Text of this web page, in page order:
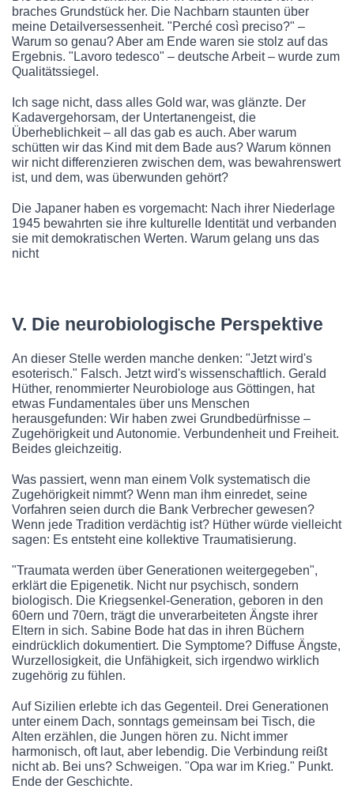
braches Grundstück her. Die Nachbarn staunten über
meine Detailversessenheit. "Perché così preciso?" –
Warum so genau? Aber am Ende waren sie stolz auf das
Ergebnis. "Lavoro tedesco" – deutsche Arbeit – wurde zum
Qualitätssiegel.
Ich sage nicht, dass alles Gold war, was glänzte. Der
Kadavergehorsam, der Untertanengeist, die
Überheblichkeit – all das gab es auch. Aber warum
schütten wir das Kind mit dem Bade aus? Warum können
wir nicht differenzieren zwischen dem, was bewahrenswert
ist, und dem, was überwunden gehört?
Die Japaner haben es vorgemacht: Nach ihrer Niederlage
1945 bewahrten sie ihre kulturelle Identität und verbanden
sie mit demokratischen Werten. Warum gelang uns das
nicht
V. Die neurobiologische Perspektive
An dieser Stelle werden manche denken: "Jetzt wird's
esoterisch." Falsch. Jetzt wird's wissenschaftlich. Gerald
Hüther, renommierter Neurobiologe aus Göttingen, hat
etwas Fundamentales über uns Menschen
herausgefunden: Wir haben zwei Grundbedürfnisse –
Zugehörigkeit und Autonomie. Verbundenheit und Freiheit.
Beides gleichzeitig.
Was passiert, wenn man einem Volk systematisch die
Zugehörigkeit nimmt? Wenn man ihm einredet, seine
Vorfahren seien durch die Bank Verbrecher gewesen?
Wenn jede Tradition verdächtig ist? Hüther würde vielleicht
sagen: Es entsteht eine kollektive Traumatisierung.
"Traumata werden über Generationen weitergegeben",
erklärt die Epigenetik. Nicht nur psychisch, sondern
biologisch. Die Kriegsenkel-Generation, geboren in den
60ern und 70ern, trägt die unverarbeiteten Ängste ihrer
Eltern in sich. Sabine Bode hat das in ihren Büchern
eindrücklich dokumentiert. Die Symptome? Diffuse Ängste,
Wurzellosigkeit, die Unfähigkeit, sich irgendwo wirklich
zugehörig zu fühlen.
Auf Sizilien erlebte ich das Gegenteil. Drei Generationen
unter einem Dach, sonntags gemeinsam bei Tisch, die
Alten erzählen, die Jungen hören zu. Nicht immer
harmonisch, oft laut, aber lebendig. Die Verbindung reißt
nicht ab. Bei uns? Schweigen. "Opa war im Krieg." Punkt.
Ende der Geschichte.